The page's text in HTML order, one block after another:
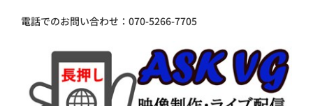
電話でのお問い合わせ：070-5266-7705